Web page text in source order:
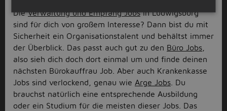
DieVerwaltung und Empfang Jobsin Ludwigsburg
sind für dich von großem Interesse? Dann bist du mit
Sicherheit ein Organisationstalent und behältst immer
der Überblick. Das passt auch gut zu den Büro Jobs
also sieh dich doch dort einmal um und finde deinen
nächsten Bürokauffrau Job. Aber auch Krankenkasse
Jobs sind verlockend, genau wie Arge Jobs . Du
brauchst natürlich eine entsprechende Ausbildung
oder ein Studium für die meisten dieser Jobs. Das